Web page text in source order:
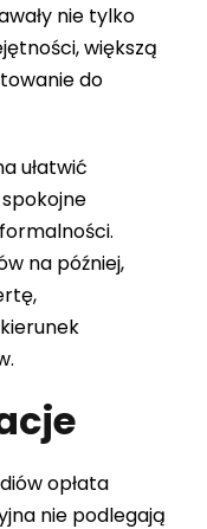
nie tylko
większą
do
ułatwić
na później,
opłata
nie podlegają